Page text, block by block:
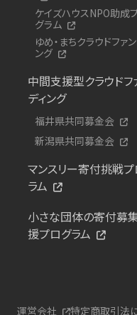
ケイズハウスNPO助成
グラム
ゆめ・まちクラウドファ
ング
中間支援型クラウドフ
ディング
福井県共同募金会
新潟県共同募金会
マンスリー寄付挑戦
ラム
小さな団体の寄付募
援プログラム
運営会社 特定商取引法